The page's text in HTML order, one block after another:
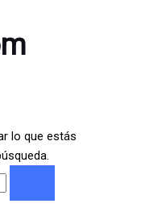
lo que estás